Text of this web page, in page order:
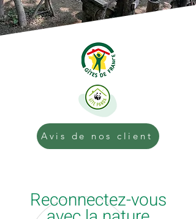
Avis de nos client
Reconnectez-vous